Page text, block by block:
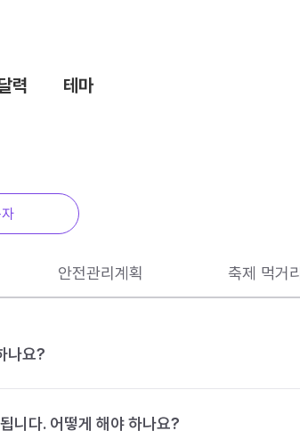
력 테마
안전관리계획 축제 먹거리
나요?
니다. 어떻게 해야 하나요?